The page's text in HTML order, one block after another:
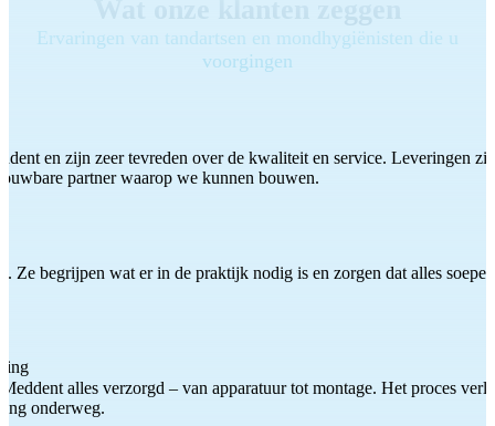
Ervaringen van tandartsen en mondhygiënisten die u
voorgingen
en zijn zeer tevreden over de kwaliteit en service. Leveringen
partner waarop we kunnen bouwen.
Ze begrijpen wat er in de praktijk nodig is en zorgen dat alles
alles verzorgd – van apparatuur tot montage. Het proces
onderweg.